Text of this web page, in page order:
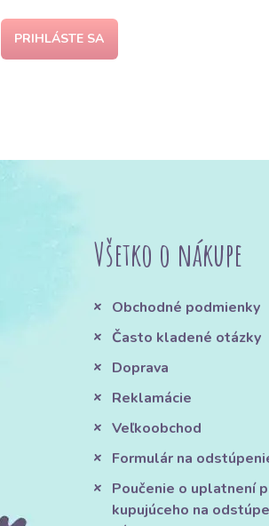
PRIHLÁSTE SA
Všetko o nákupe
Obchodné podmienky
Často kladené otázky
Doprava
Reklamácie
Veľkoobchod
Formulár na
Poučenie o uplatnení
kupujúceho na